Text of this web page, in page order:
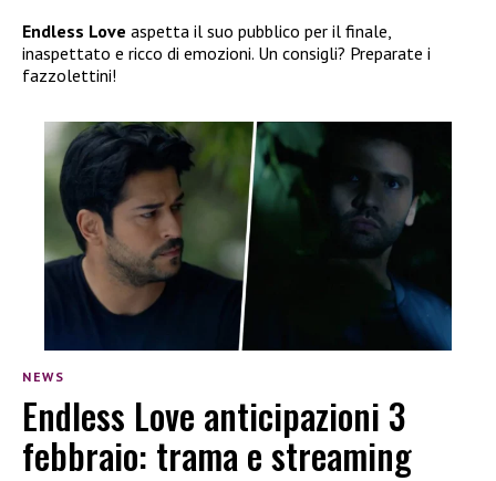
Endless Love aspetta il suo pubblico per il finale,
inaspettato e ricco di emozioni. Un consigli? Preparate i
fazzolettini!
NEWS
Endless Love anticipazioni 3
febbraio: trama e streaming